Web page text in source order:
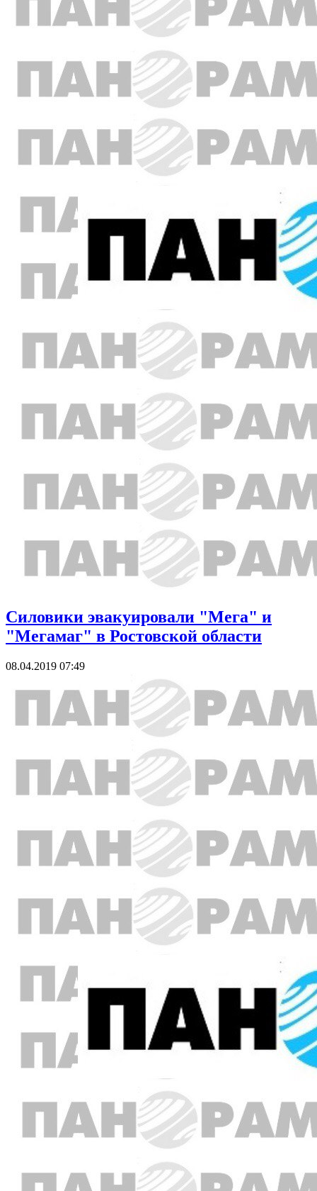
Силовики эвакуировали "Мега" и
"Мегамаг" в Ростовской области
08.04.2019 07:49